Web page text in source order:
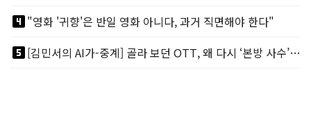
looks_4"영화 '귀향'은 반일 영화 아니다, 과거 직면해야 한다"
looks_5
[김민서의 AI가-중계] 골라 보던 OTT, 왜 다시 ‘본방 사수’를 부르나